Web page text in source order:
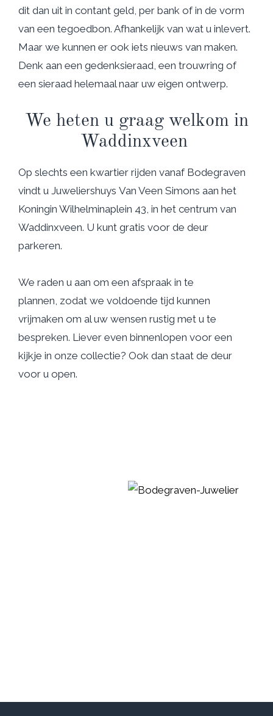
dit dan uit in contant geld, per bank of in de vorm
van een tegoedbon. Afhankelijk van wat u inlevert.
Maar we kunnen er ook iets nieuws van maken.
Denk aan een gedenksieraad, een trouwring of
een sieraad helemaal naar uw eigen ontwerp.
We heten u graag welkom in
Waddinxveen
Op slechts een kwartier rijden vanaf Bodegraven
vindt u Juweliershuys Van Veen Simons aan het
Koningin Wilhelminaplein 43, in het centrum van
Waddinxveen. U kunt gratis voor de deur
parkeren.
We raden u aan om een afspraak in te
plannen, zodat we voldoende tijd kunnen
vrijmaken om al uw wensen rustig met u te
bespreken. Liever even binnenlopen voor een
kijkje in onze collectie? Ook dan staat de deur
voor u open.